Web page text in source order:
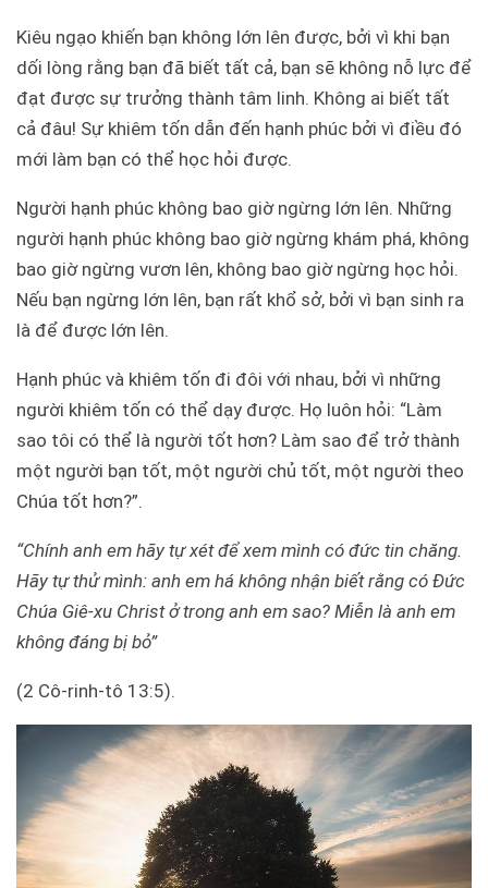
Kiêu ngạo khiến bạn không lớn lên được, bởi vì khi bạn
dối lòng rằng bạn đã biết tất cả, bạn sẽ không nỗ lực để
đạt được sự trưởng thành tâm linh. Không ai biết tất
cả đâu! Sự khiêm tốn dẫn đến hạnh phúc bởi vì điều đó
mới làm bạn có thể học hỏi được.
Người hạnh phúc không bao giờ ngừng lớn lên. Những
người hạnh phúc không bao giờ ngừng khám phá, không
bao giờ ngừng vươn lên, không bao giờ ngừng học hỏi.
Nếu bạn ngừng lớn lên, bạn rất khổ sở, bởi vì bạn sinh ra
là để được lớn lên.
Hạnh phúc và khiêm tốn đi đôi với nhau, bởi vì những
người khiêm tốn có thể dạy được. Họ luôn hỏi: “Làm
sao tôi có thể là người tốt hơn? Làm sao để trở thành
một người bạn tốt, một người chủ tốt, một người theo
Chúa tốt hơn?”.
“Chính anh em hãy tự xét để xem mình có đức tin chăng.
Hãy tự thử mình: anh em há không nhận biết rằng có Đức
Chúa Giê-xu Christ ở trong anh em sao? Miễn là anh em
không đáng bị bỏ”
(2 Cô-rinh-tô 13:5).